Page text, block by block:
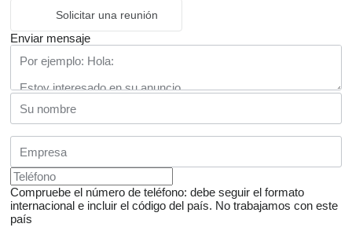
Solicitar una reunión
Enviar mensaje
Compruebe el número de teléfono: debe seguir el formato
internacional e incluir el código del país. No trabajamos con este
país